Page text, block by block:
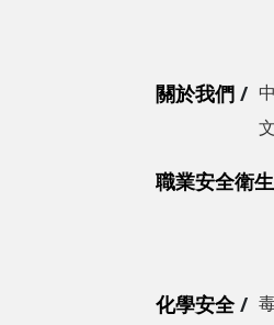
關於我們
職業安全衛生
化學安全